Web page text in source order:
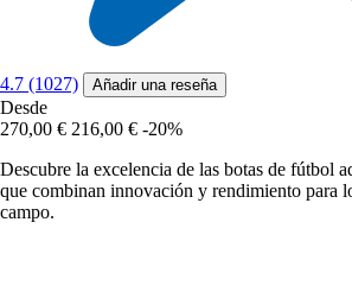
4.7 (1027) Añadir una reseña
Desde
270,00 € 216,00 € -20%
Descubre la excelencia de las botas de fútbol
que combinan innovación y rendimiento para
campo.